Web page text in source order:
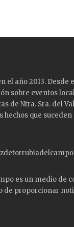
el año 2013. Desde
sobre eventos
de Ntra. Sra. del
que suceden
es un medio de
de proporcionar